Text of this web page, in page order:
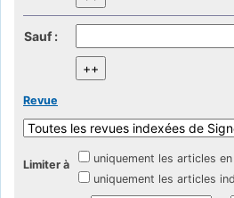
Sauf :
Revue
Limiter à uniquement les articles
uniquement les articles